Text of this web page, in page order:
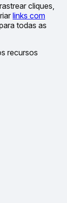
cliques,
links com
todas as
recursos